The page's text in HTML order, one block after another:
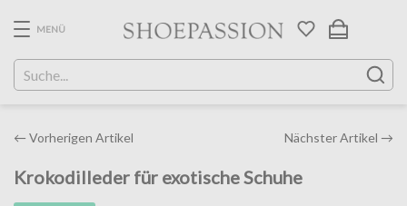
content
MENÜ
Post
← Vorherigen Artikel Nächster Artikel →
Krokodilleder für exotische Schuhe